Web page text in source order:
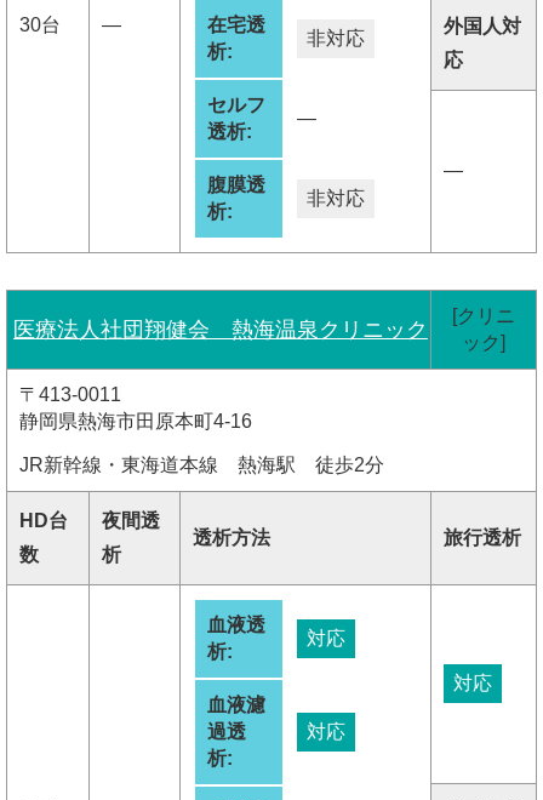
30台 ―
在宅透
析:
非対応
セルフ
透析:
―
腹膜透
析:
非対応
外国人対
応
―
医療法人社団翔健会 熱海温泉クリニック
[クリニ
ック]
〒413-0011
静岡県熱海市田原本町4-16
JR新幹線・東海道本線 熱海駅 徒歩2分
HD台
数
夜間透
析
透析方法 旅行透析
血液透
析:
対応
血液濾
過透
析:
対応
対応